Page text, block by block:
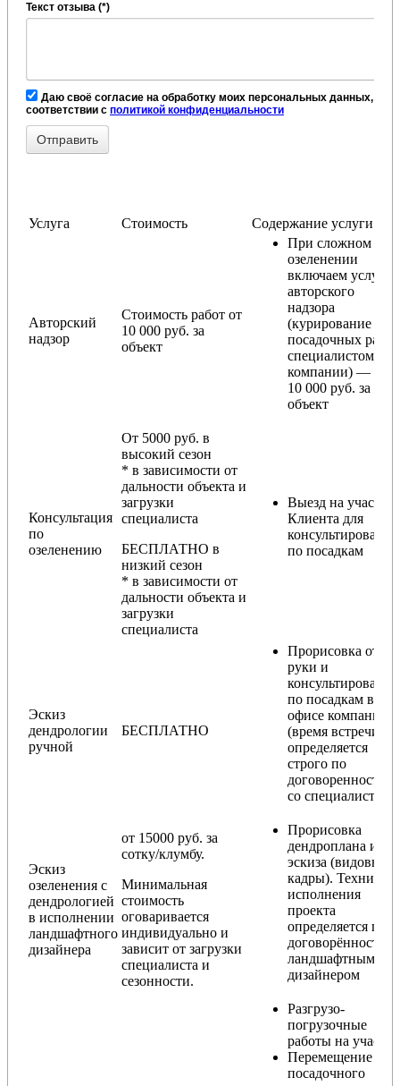
Текст отзыва (*)
Даю своё согласие на обработку моих персональных данных, в
соответствии с политикой конфиденциальности
Услуга Стоимость Содержание услуги
Авторский
надзор
Стоимость работ от
10 000 руб. за
объект
При сложном
озеленении
включаем услугу
авторского
надзора
(курирование
посадочных работ
специалистом
компании) — от
10 000 руб. за
объект
Консультация
по
озеленению
От 5000 руб. в
высокий сезон
* в зависимости от
дальности объекта и
загрузки
специалиста
БЕСПЛАТНО в
низкий сезон
* в зависимости от
дальности объекта и
загрузки
специалиста
Выезд на участок
Клиента для
консультирования
по посадкам
Эскиз
дендрологии
ручной
БЕСПЛАТНО
Прорисовка от
руки и
консультирование
по посадкам в
офисе компании
(время встречи
определяется
строго по
договоренности
со специалистом)
Эскиз
озеленения с
дендрологией
в исполнении
ландшафтного
дизайнера
от 15000 руб. за
сотку/клумбу.
Минимальная
стоимость
оговаривается
индивидуально и
зависит от загрузки
специалиста и
сезонности.
Прорисовка
дендроплана и
эскиза (видовые
кадры). Техника
исполнения
проекта
определяется по
договорённости с
ландшафтным
дизайнером
Разгрузо-
погрузочные
работы на участке
Перемещение
посадочного